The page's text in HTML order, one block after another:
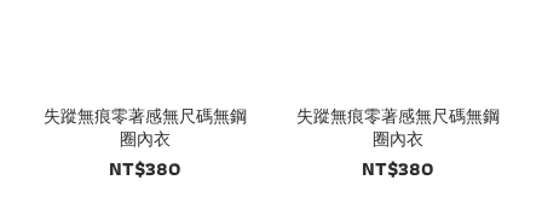
失蹤無痕零著感無尺碼無鋼
圈內衣
NT$380
失蹤無痕零著感無尺碼無鋼
圈內衣
NT$380